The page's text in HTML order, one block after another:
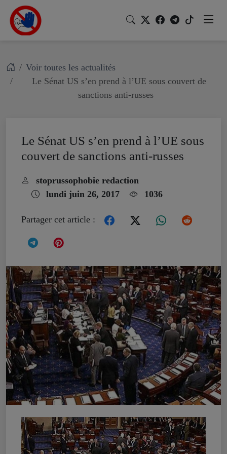
Voir toutes les actualités
Le Sénat US s’en prend à l’UE sous couvert de
sanctions anti-russes
Le Sénat US s’en prend à l’UE sous
couvert de sanctions anti-russes
stoprussophobie redaction
lundi juin 26, 2017
1036
Partager cet article :